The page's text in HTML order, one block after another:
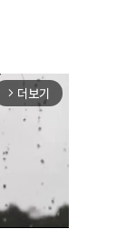
arrow_forward_ios 더보기